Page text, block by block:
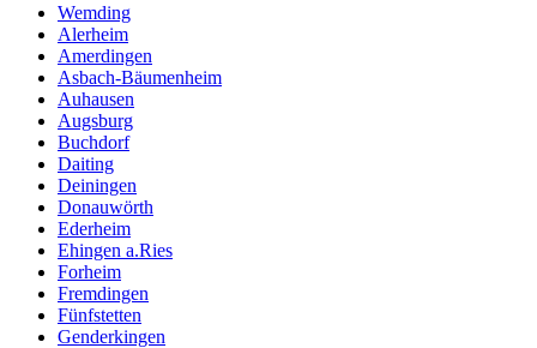
Wemding
Alerheim
Amerdingen
Asbach-Bäumenheim
Auhausen
Augsburg
Buchdorf
Daiting
Deiningen
Donauwörth
Ederheim
Ehingen a.Ries
Forheim
Fremdingen
Fünfstetten
Genderkingen